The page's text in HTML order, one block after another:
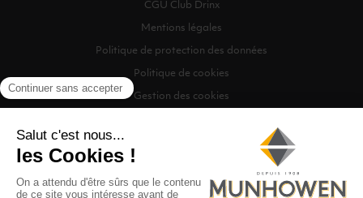
CGU Club Drinx
Mentions légales
Politique de protection des données
Politique de cookies
Gestion des cookies
©2026 Munhowen Drinx / Tous droits réservés
Digitalised by